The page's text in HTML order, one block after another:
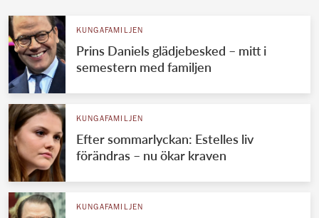
KUNGAFAMILJEN
Prins Daniels glädjebesked – mitt i
semestern med familjen
KUNGAFAMILJEN
Efter sommarlyckan: Estelles liv
förändras – nu ökar kraven
KUNGAFAMILJEN